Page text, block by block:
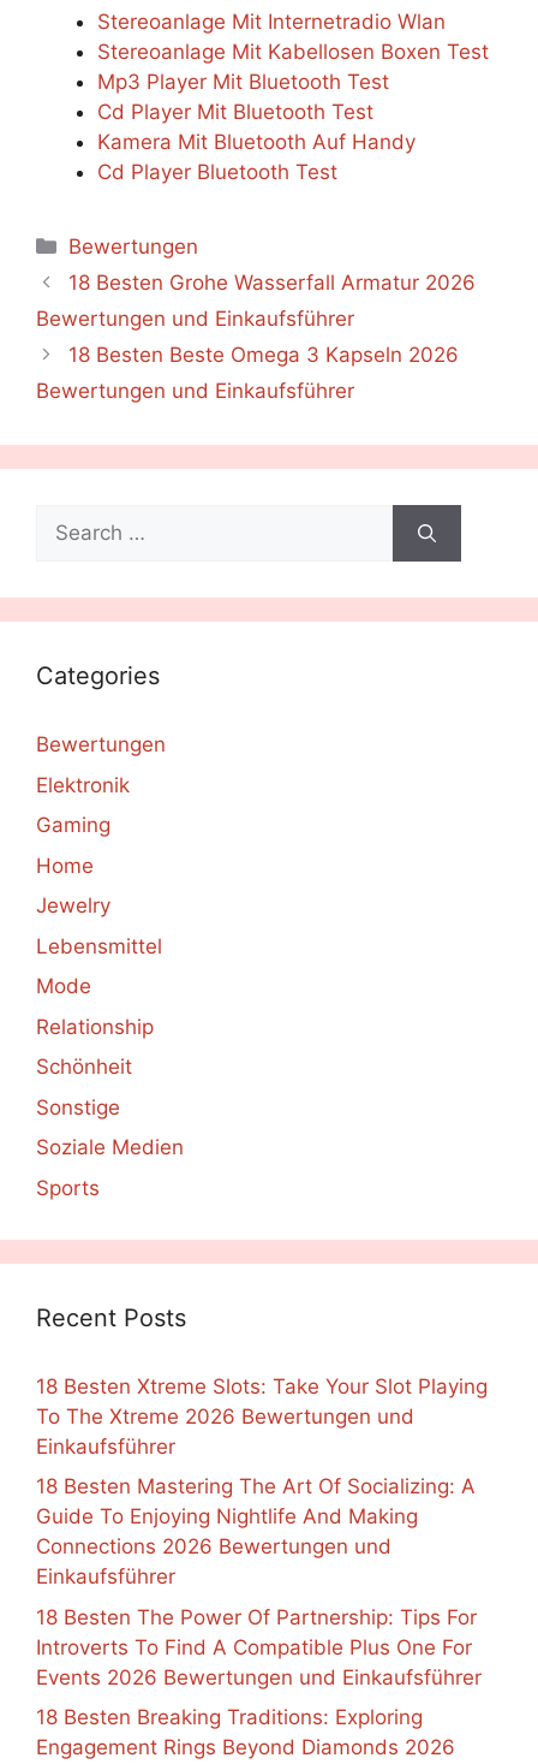
Stereoanlage Mit Internetradio Wlan
Stereoanlage Mit Kabellosen Boxen Test
Mp3 Player Mit Bluetooth Test
Cd Player Mit Bluetooth Test
Kamera Mit Bluetooth Auf Handy
Cd Player Bluetooth Test
Categories
Bewertungen
18 Besten Grohe Wasserfall Armatur 2026
Bewertungen und Einkaufsführer
18 Besten Beste Omega 3 Kapseln 2026
Bewertungen und Einkaufsführer
Search
for:
Categories
Bewertungen
Elektronik
Gaming
Home
Jewelry
Lebensmittel
Mode
Relationship
Schönheit
Sonstige
Soziale Medien
Sports
Recent Posts
18 Besten Xtreme Slots: Take Your Slot Playing
To The Xtreme 2026 Bewertungen und
Einkaufsführer
18 Besten Mastering The Art Of Socializing: A
Guide To Enjoying Nightlife And Making
Connections 2026 Bewertungen und
Einkaufsführer
18 Besten The Power Of Partnership: Tips For
Introverts To Find A Compatible Plus One For
Events 2026 Bewertungen und Einkaufsführer
18 Besten Breaking Traditions: Exploring
Engagement Rings Beyond Diamonds 2026